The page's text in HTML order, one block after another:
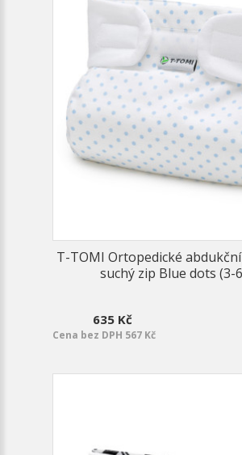
T-TOMI Ortopedické
suchý zip Blue dots (3-
635 Kč
Cena bez DPH 567 Kč